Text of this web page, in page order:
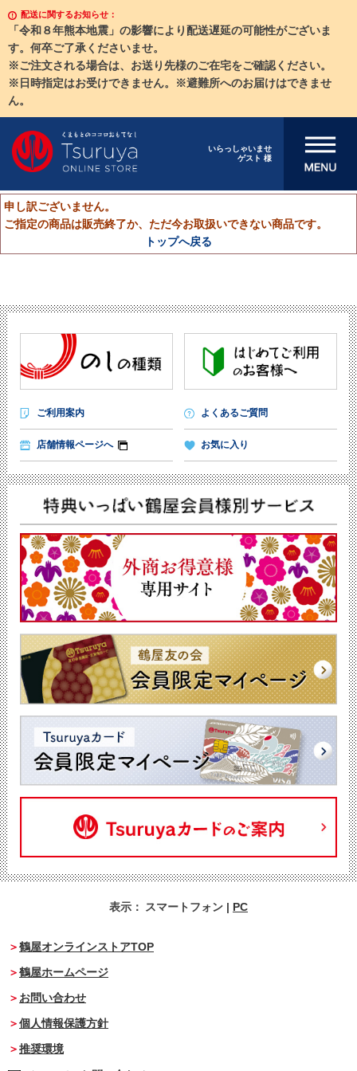
配送に関するお知らせ：
「令和８年熊本地震」の影響により配送遅延の可能性がございま
す。何卒ご了承くださいませ。
※ご注文される場合は、お送り先様のご在宅をご確認ください。
※日時指定はお受けできません。※避難所へのお届けはできませ
ん。
いらっしゃいませ
ゲスト 様
メニューを開
申し訳ございません。
ご指定の商品は販売終了か、ただ今お取扱いできない商品です。
トップへ戻る
ご利用案内 よくあるご質問
店舗情報ページへ お気に入り
表示： スマートフォン | PC
鶴屋オンラインストアTOP
鶴屋ホームページ
お問い合わせ
個人情報保護方針
推奨環境